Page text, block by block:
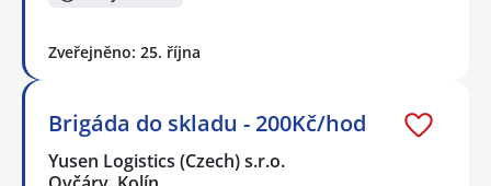
Zveřejněno: 25. října
Brigáda do skladu - 200Kč/hod
Yusen Logistics (Czech) s.r.o.